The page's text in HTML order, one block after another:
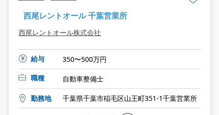
西尾レントオール 千葉営業所
西尾レントオール株式会社
給与
350〜500万円
職種
自動車整備士
勤務地 千葉県千葉市稲毛区山王町351-1千葉営業所